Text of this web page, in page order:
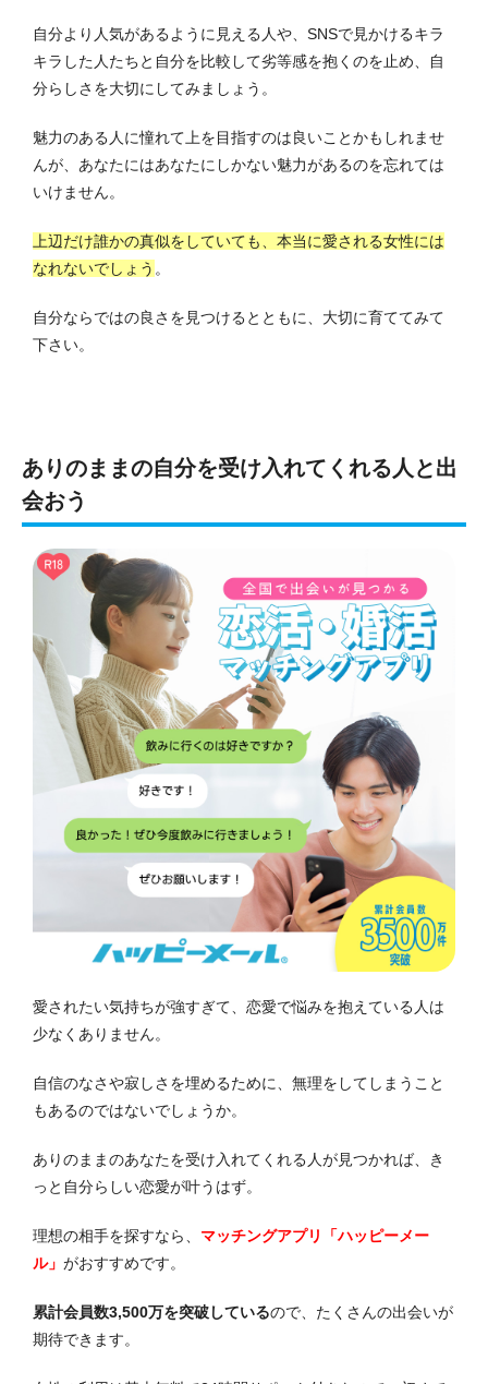
自分より人気があるように見える人や、SNSで見かけるキラ
キラした人たちと自分を比較して劣等感を抱くのを止め、自
分らしさを大切にしてみましょう。
魅力のある人に憧れて上を目指すのは良いことかもしれませ
んが、あなたにはあなたにしかない魅力があるのを忘れては
いけません。
上辺だけ誰かの真似をしていても、本当に愛される女性には
なれないでしょう 。
自分ならではの良さを見つけるとともに、大切に育ててみて
下さい。
ありのままの自分を受け入れてくれる人と出
会おう
愛されたい気持ちが強すぎて、恋愛で悩みを抱えている人は
少なくありません。
自信のなさや寂しさを埋めるために、無理をしてしまうこと
もあるのではないでしょうか。
ありのままのあなたを受け入れてくれる人が見つかれば、き
っと自分らしい恋愛が叶うはず。
理想の相手を探すなら、 マッチングアプリ「ハッピーメー
ル」 がおすすめです。
累計会員数3,500万を突破しているので、たくさんの出会いが
期待できます。